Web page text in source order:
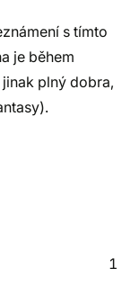
s tímto
je během
plný dobra,
1